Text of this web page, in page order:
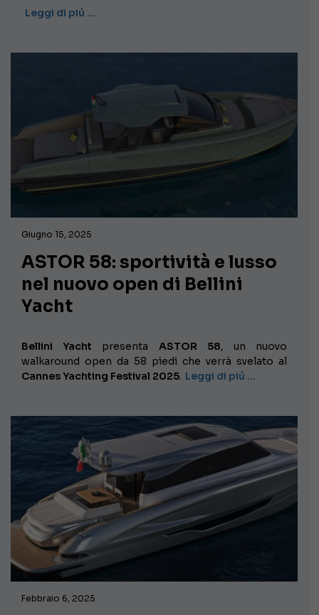
Leggi di piú …
Giugno 15, 2025
ASTOR 58: sportività e lusso
nel nuovo open di Bellini
Yacht
Bellini Yacht presenta ASTOR 58, un nuovo
walkaround open da 58 piedi che verrà svelato al
Cannes Yachting Festival 2025. Leggi di piú …
Febbraio 6, 2025